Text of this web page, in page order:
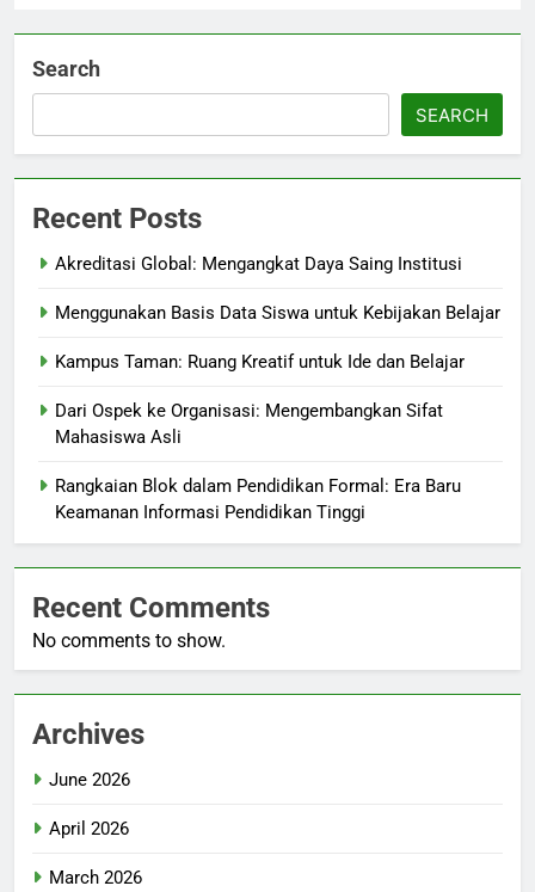
Search
SEARCH
Recent Posts
Akreditasi Global: Mengangkat Daya Saing Institusi
Menggunakan Basis Data Siswa untuk Kebijakan Belajar
Kampus Taman: Ruang Kreatif untuk Ide dan Belajar
Dari Ospek ke Organisasi: Mengembangkan Sifat
Mahasiswa Asli
Rangkaian Blok dalam Pendidikan Formal: Era Baru
Keamanan Informasi Pendidikan Tinggi
Recent Comments
No comments to show.
Archives
June 2026
April 2026
March 2026